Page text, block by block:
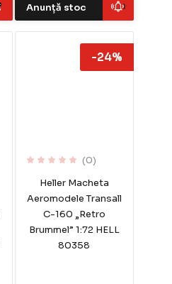
Anunță stoc
(0)
Heller Macheta
Aeromodele Transall
C-160 „Retro
Brummel” 1:72 HELL
80358
-24%